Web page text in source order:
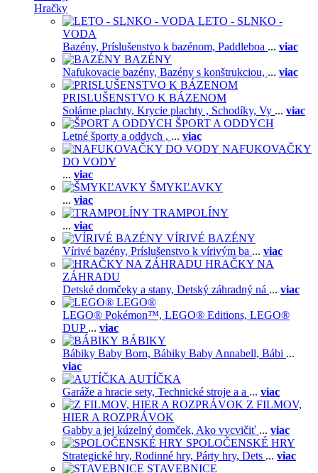
Hračky
LETO - SLNKO -
VODA
Bazény, Príslušenstvo k bazénom, Paddleboa ... viac
BAZÉNY
Nafukovacie bazény, Bazény s konštrukciou, ... viac
PRISLUŠENSTVO K BÁZENOM
Solárne plachty, Krycie plachty , Schodíky, Vy ... viac
ŠPORT A ODDYCH
Letné športy a oddych , ... viac
NAFUKOVAČKY
DO VODY
... viac
ŠMYKĽAVKY
... viac
TRAMPOLÍNY
... viac
VÍRIVÉ BAZÉNY
Vírivé bazény, Príslušenstvo k vírivým ba ... viac
HRAČKY NA
ZÁHRADU
Detské domčeky a stany, Detský záhradný ná ... viac
LEGO®
LEGO® Pokémon™, LEGO® Editions, LEGO®
DUP ... viac
BÁBIKY
Bábiky Baby Born, Bábiky Baby Annabell, Bábi ...
viac
AUTÍČKA
Garáže a hracie sety, Technické stroje a a ... viac
Z FILMOV,
HIER A ROZPRÁVOK
Gabby a jej kúzelný domček, Ako vycvičiť ... viac
SPOLOČENSKÉ HRY
Strategické hry, Rodinné hry, Párty hry, Dets ... viac
STAVEBNICE